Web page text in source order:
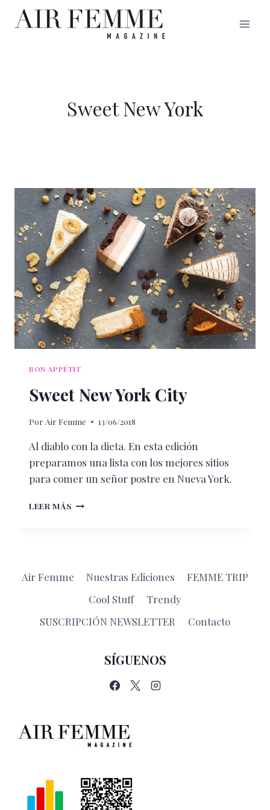
Saltar
Sweet New York
BON APPÉTIT
Sweet New York City
Por Air Femme 13/06/2018
Al diablo con la dieta. En esta edición
preparamos una lista con los mejores sitios
para comer un señor postre en Nueva York.
LEER MÁS SWEET
Air Femme Nuestras Ediciones
FEMME TRIP
Cool Stuff
Trendy
SUSCRIPCIÓN NEWSLETTER
Contacto
SÍGUENOS